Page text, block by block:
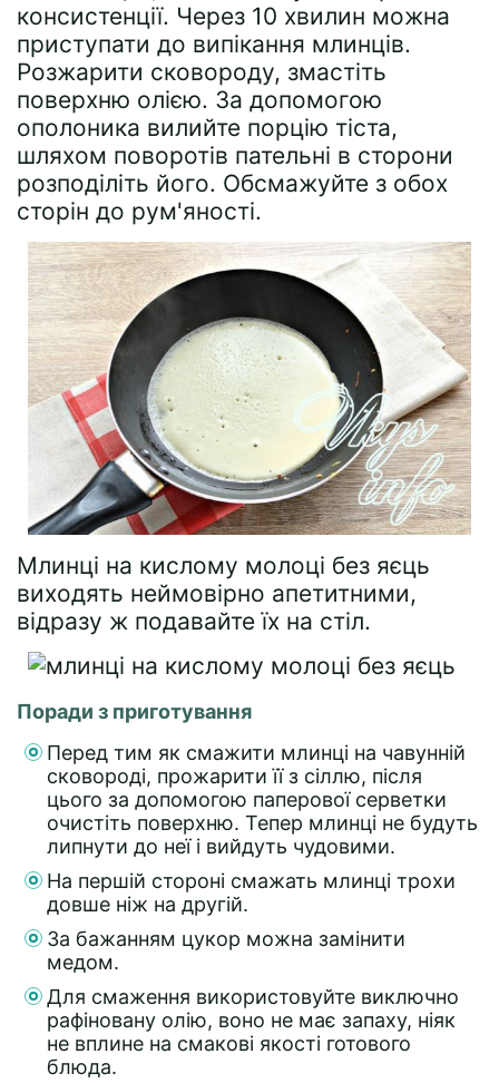
консистенції. Через 10 хвилин можна
приступати до випікання млинців.
Розжарити сковороду, змастіть
поверхню олією. За допомогою
ополоника вилийте порцію тіста,
шляхом поворотів пательні в сторони
розподіліть його. Обсмажуйте з обох
сторін до рум'яності.
Млинці на кислому молоці без яєць
виходять неймовірно апетитними,
відразу ж подавайте їх на стіл.
Поради з приготування
Перед тим як смажити млинці на чавунній
сковороді, прожарити її з сіллю, після
цього за допомогою паперової серветки
очистіть поверхню. Тепер млинці не будуть
липнути до неї і вийдуть чудовими.
На першій стороні смажать млинці трохи
довше ніж на другій.
За бажанням цукор можна замінити
медом.
Для смаження використовуйте виключно
рафіновану олію, воно не має запаху, ніяк
не вплине на смакові якості готового
блюда.